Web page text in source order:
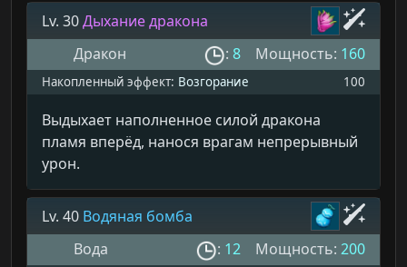
Lv. 30Дыхание дракона
Дракон
: 8 Мощность: 160
Накопленный эффект: Возгорание 100
Выдыхает наполненное силой дракона
пламя вперёд, нанося врагам непрерывный
урон.
Lv. 40 Водяная бомба
Вода
: 12 Мощность: 200